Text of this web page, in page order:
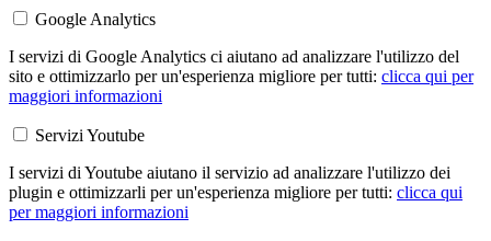
Google Analytics
I servizi di Google Analytics ci aiutano ad analizzare l'utilizzo del
sito e ottimizzarlo per un'esperienza migliore per tutti: clicca qui per
maggiori informazioni
Servizi Youtube
I servizi di Youtube aiutano il servizio ad analizzare l'utilizzo dei
plugin e ottimizzarli per un'esperienza migliore per tutti: clicca qui
per maggiori informazioni